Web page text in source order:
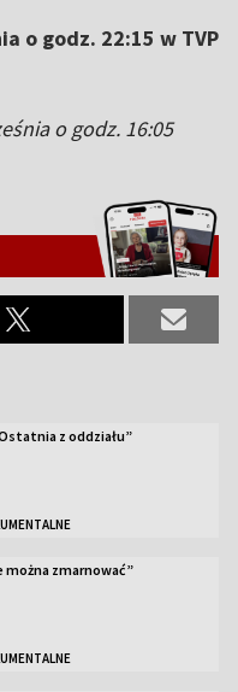
o godz. 22:15 w TVP
o godz. 16:05
z oddziału”
można zmarnować”